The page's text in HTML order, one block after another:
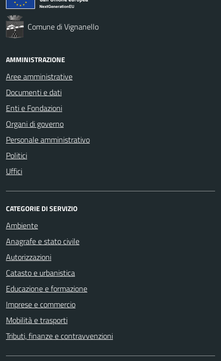
Comune di Vignanello
AMMINISTRAZIONE
Aree amministrative
Documenti e dati
Enti e Fondazioni
Organi di governo
Personale amministrativo
Politici
Uffici
CATEGORIE DI SERVIZIO
Ambiente
Anagrafe e stato civile
Autorizzazioni
Catasto e urbanistica
Educazione e formazione
Imprese e commercio
Mobilità e trasporti
Tributi, finanze e contravvenzioni